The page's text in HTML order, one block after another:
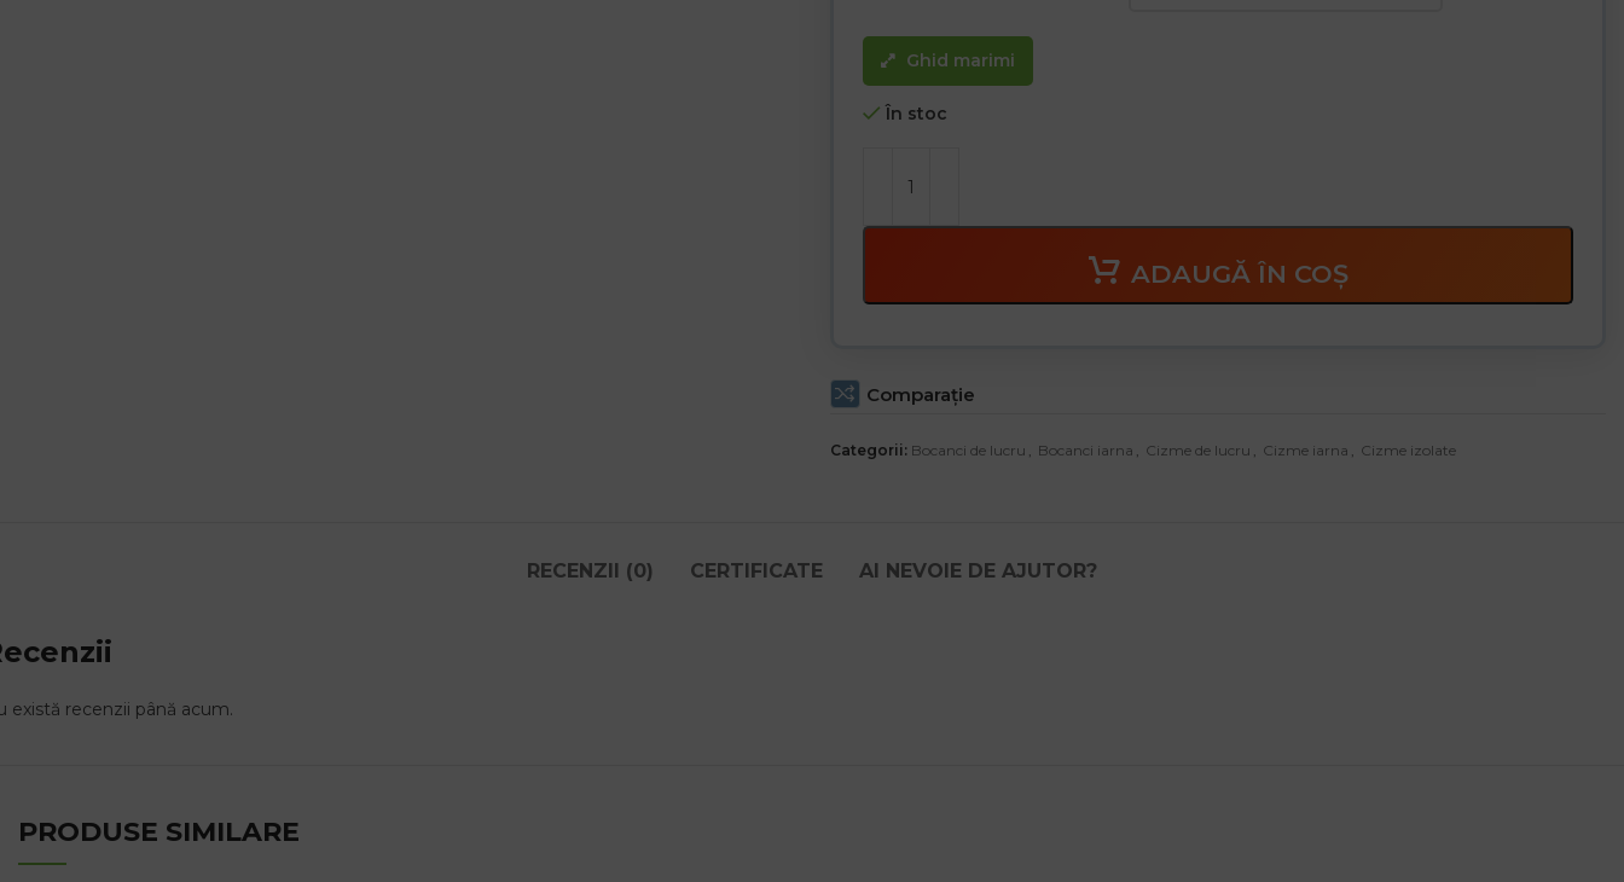
Ghid marimi
În stoc
ADAUGĂ ÎN COȘ
Comparaţie
Categorii: Bocanci de lucru , Bocanci iarna , Cizme de lucru , Cizme iarna , Cizme izolate
RECENZII (0) CERTIFICATE AI NEVOIE DE AJUTOR?
există recenzii până acum.
PRODUSE SIMILARE